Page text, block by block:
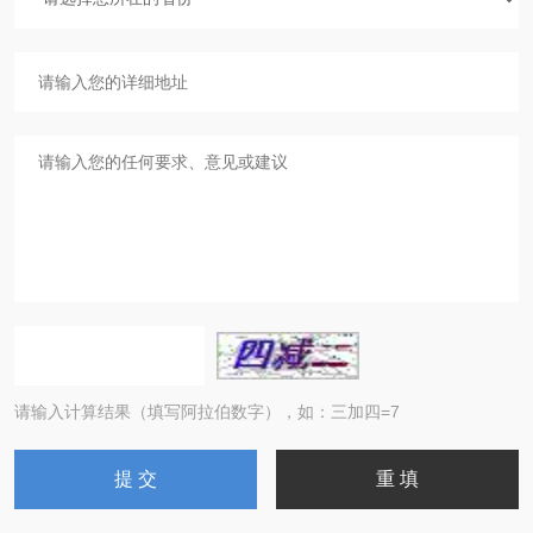
请输入计算结果（填写阿拉伯数字），如：三加四=7